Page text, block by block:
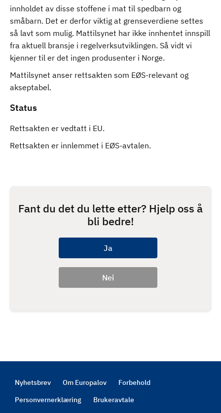
innholdet av disse stoffene i mat til spedbarn og
småbarn. Det er derfor viktig at grenseverdiene settes
så lavt som mulig. Mattilsynet har ikke innhentet innspill
fra aktuell bransje i regelverksutviklingen. Så vidt vi
kjenner til er det ingen produsenter i Norge.
Mattilsynet anser rettsakten som EØS-relevant og
akseptabel.
Status
Rettsakten er vedtatt i EU.
Rettsakten er innlemmet i EØS-avtalen.
Fant du det du lette etter? Hjelp oss å
bli bedre!
Footer
Nyhetsbrev Om Europalov
Forbehold
Personvernerklæring
Brukeravtale